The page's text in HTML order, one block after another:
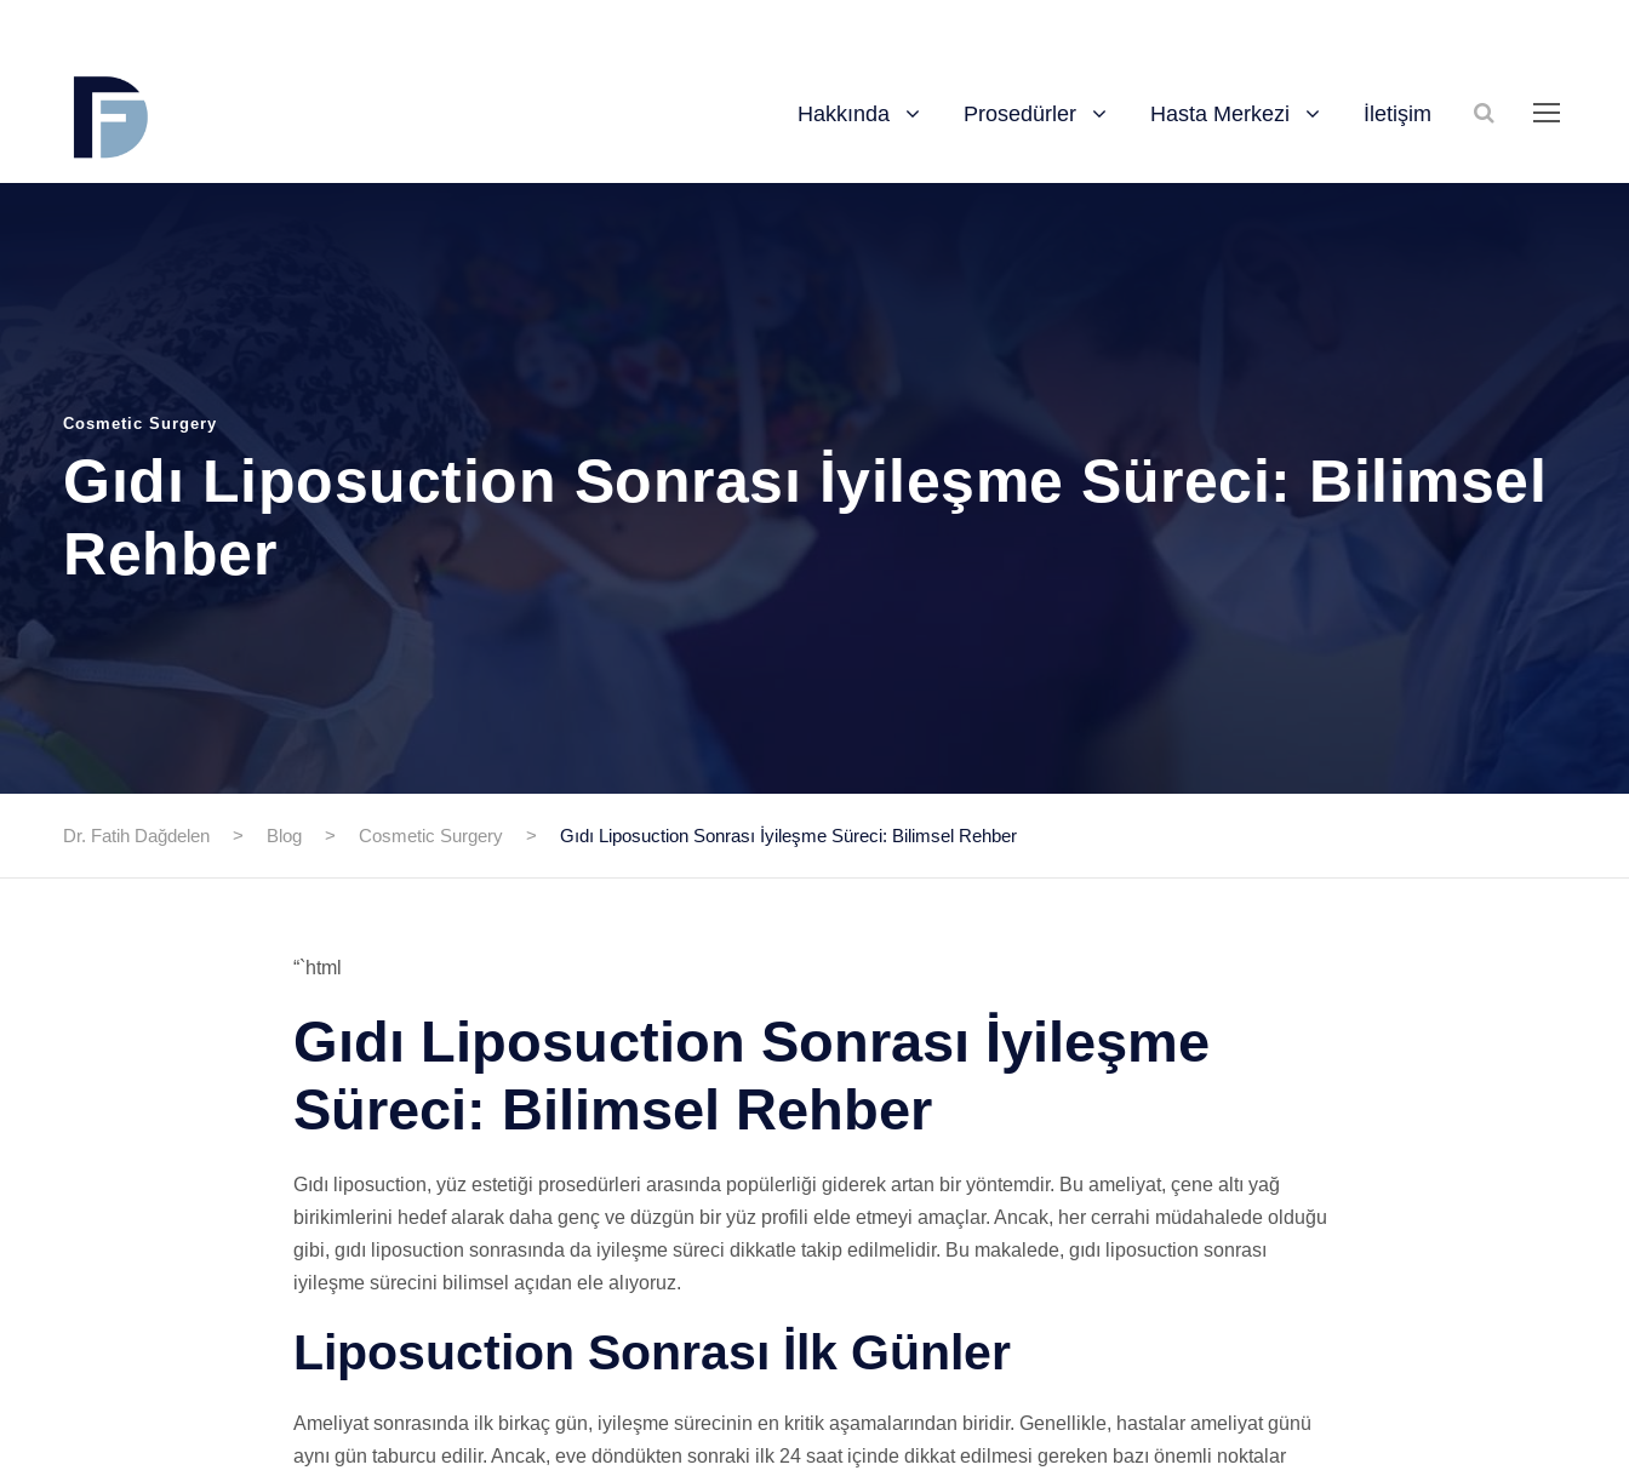
Hakkında Prosedürler Hasta Merkezi İletişim
Cosmetic Surgery
Gıdı Liposuction Sonrası İyileşme Süreci: Bilimsel
Rehber
Dr. Fatih Dağdelen > Blog > Cosmetic Surgery > Gıdı Liposuction Sonrası İyileşme Süreci: Bilimsel Rehber
“`html
Gıdı Liposuction Sonrası İyileşme
Süreci: Bilimsel Rehber
Gıdı liposuction, yüz estetiği prosedürleri arasında popülerliği giderek artan bir yöntemdir. Bu ameliyat, çene altı yağ
birikimlerini hedef alarak daha genç ve düzgün bir yüz profili elde etmeyi amaçlar. Ancak, her cerrahi müdahalede olduğu
gibi, gıdı liposuction sonrasında da iyileşme süreci dikkatle takip edilmelidir. Bu makalede, gıdı liposuction sonrası
iyileşme sürecini bilimsel açıdan ele alıyoruz.
Liposuction Sonrası İlk Günler
Ameliyat sonrasında ilk birkaç gün, iyileşme sürecinin en kritik aşamalarından biridir. Genellikle, hastalar ameliyat günü
aynı gün taburcu edilir. Ancak, eve döndükten sonraki ilk 24 saat içinde dikkat edilmesi gereken bazı önemli noktalar